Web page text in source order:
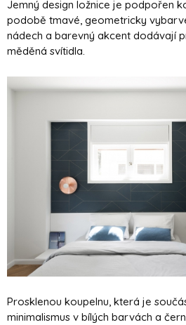
Jemný design ložnice je podpořen
podobě tmavé, geometricky
nádech a barevný akcent dodávají
měděná svítidla.
Prosklenou koupelnu, která je
minimalismus v bílých barvách a